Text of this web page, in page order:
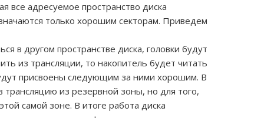
все адресуемое пространство диска
только хорошим секторам. Приведем
в другом пространстве диска, головки будут
из трансляции, то накопитель будет читать
присвоены следующим за ними хорошим. В
трансляцию из резервной зоны, но для того,
самой зоне. В итоге работа диска